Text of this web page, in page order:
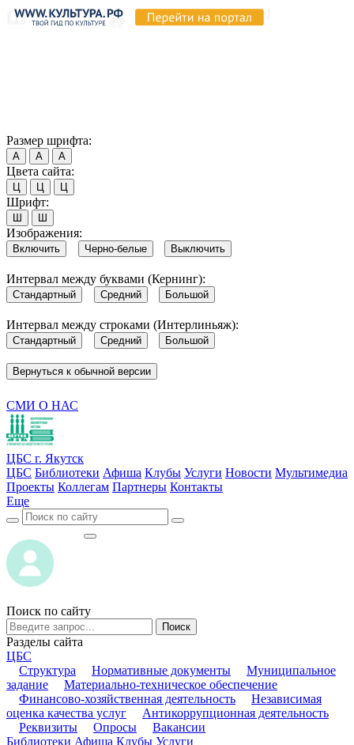
Размер шрифта:
А А А
Цвета сайта:
Ц Ц Ц
Шрифт:
Ш Ш
Изображения:
Включить Черно-белые Выключить
Интервал между буквами (Кернинг):
Стандартный Средний Большой
Интервал между строками (Интерлиньяж):
Стандартный Средний Большой
Вернуться к обычной версии
СМИ О НАС
ЦБС г. Якутск
ЦБС Библиотеки Афиша Клубы Услуги Новости Мультимедиа
Проекты Коллегам Партнеры Контакты
Еще
Поиск по сайту
Поиск
Разделы сайта
ЦБС
Структура
Нормативные документы
Муниципальное
задание
Материально-техническое обеспечение
Финансово-хозяйственная деятельность
Независимая
оценка качества услуг
Антикоррупционная деятельность
Реквизиты
Опросы
Вакансии
Библиотеки Афиша Клубы Услуги